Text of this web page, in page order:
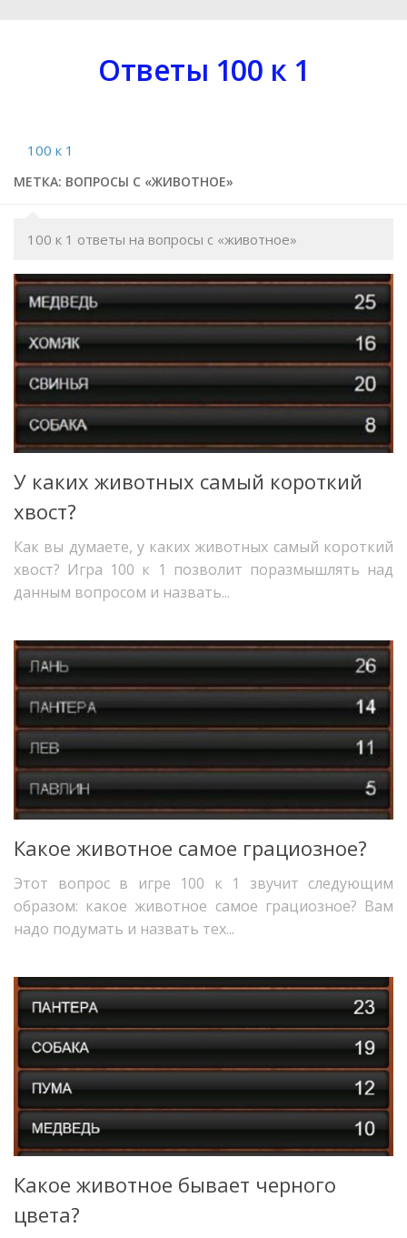
Ответы 100 к 1
100 к 1
МЕТКА: ВОПРОСЫ С «ЖИВОТНОЕ»
100 к 1 ответы на вопросы с «животное»
У каких животных самый короткий
хвост?
Как вы думаете, у каких животных самый короткий
хвост? Игра 100 к 1 позволит поразмышлять над
данным вопросом и назвать...
Какое животное самое грациозное?
Этот вопрос в игре 100 к 1 звучит следующим
образом: какое животное самое грациозное? Вам
надо подумать и назвать тех...
Какое животное бывает черного
цвета?